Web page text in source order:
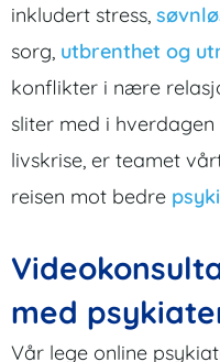
inkludert stress,
sorg, utbrenthet og
konflikter i nære
sliter med i
livskrise, er teamet
reisen mot bedre
med
Vår lege online